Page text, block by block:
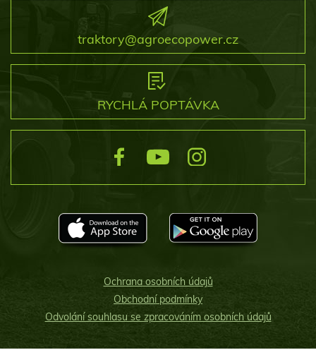
traktory@agroecopower.cz
RYCHLÁ POPTÁVKA
Ochrana osobních údajů
Obchodní podmínky
Odvolání souhlasu se zpracováním osobních údajů